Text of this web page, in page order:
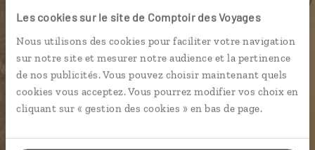
Les cookies sur le site de Comptoir des Voyages
Nous utilisons des cookies pour faciliter votre navigation
sur notre site et mesurer notre audience et la pertinence
de nos publicités. Vous pouvez choisir maintenant quels
cookies vous acceptez. Vous pourrez modifier vos choix en
cliquant sur « gestion des cookies » en bas de page.
l'appli qui vous guide en Namibie
L’itinéraire vers votreskybeden 1
clic
Une utilisation gratuite, hors
connexion Internet
géolocalisés